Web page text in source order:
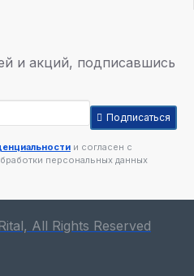
и акций, подписавшись
Подписаться
и согласен с
персональных данных
All Rights Reserved